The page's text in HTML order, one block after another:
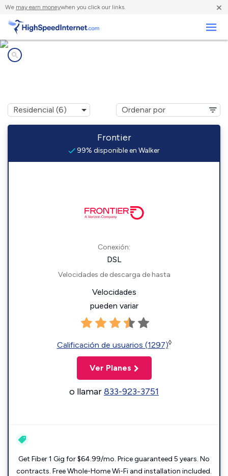
We may earn moneywhen you click our links. ×
Frontier
99% disponible en Walker
Conexión:
DSL
Velocidades de descarga de hasta
Velocidades
pueden variar
Calificación de usuarios (1297)◊
Ver Planes
o llamar833-923-3751
Get Fiber 1 Gig for $64.99/mo. Price guaranteed 5 years. No
contracts. Free Whole-Home Wi-Fi and installation included.